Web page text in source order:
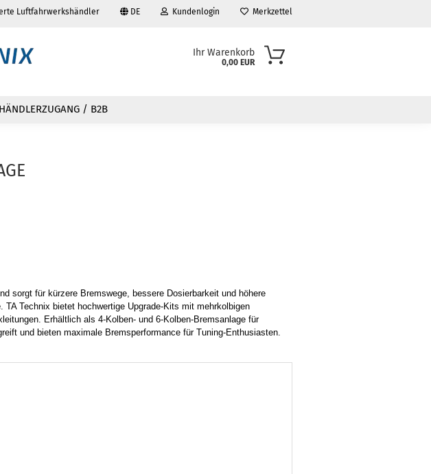
Luftfahrwerkshändler DE Kundenlogin Merkzettel
Ihr Warenkorb
0,00 EUR
HÄNDLERZUGANG / B2B
sorgt für kürzere Bremswege, bessere Dosierbarkeit und höhere
Technix bietet hochwertige Upgrade-Kits mit mehrkolbigen
Erhältlich als 4-Kolben- und 6-Kolben-Bremsanlage für
und bieten maximale Bremsperformance für Tuning-Enthusiasten.